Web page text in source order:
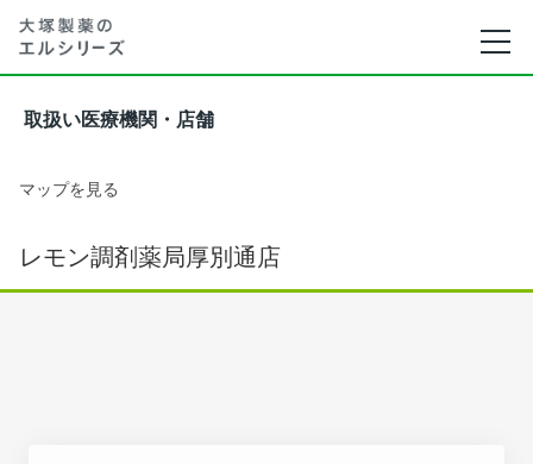
取扱い医療機関・店舗
マップを見る
レモン調剤薬局厚別通店